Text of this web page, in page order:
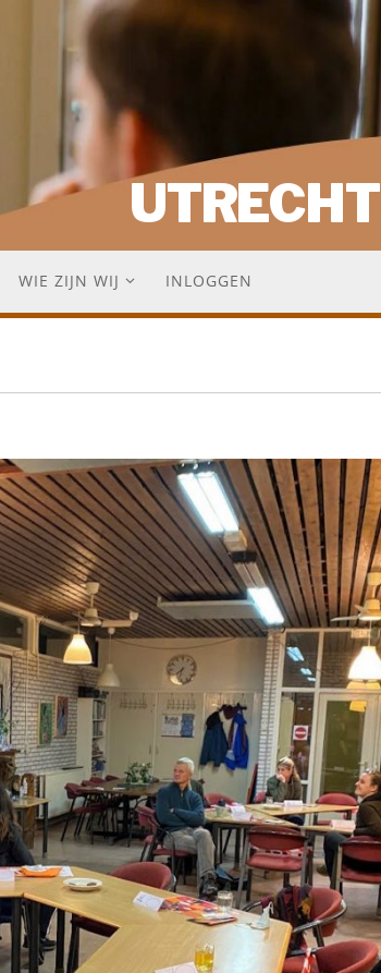
UTRECHT
WIE ZIJN WIJ INLOGGEN